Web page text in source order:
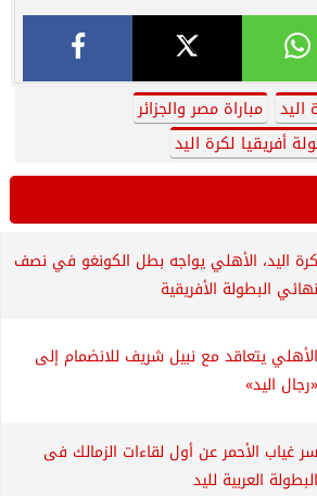
مباراة مصر والجزائر
أفريقيا لكرة اليد
كرة اليد، الأهلي يواجه بطل الكونغو في نصف
نهائي البطولة الأفريقية
الأهلي يتعاقد مع نبيل شريف للانضمام إلى
«رجال اليد»
سر غياب الأحمر عن أول لقاءات الزمالك فى
البطولة العربية لليد